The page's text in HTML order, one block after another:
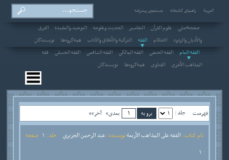
العربیة راهنمای کتابخانه جستجوی پیشرفته
صفحه‌اصلی علوم القرآن التفاسير الحديث وعلومه التوحيد والعقيدة
الفرق
والأديان والردود
الاحکام الفقه التزكية والأخلاق والآداب همه‌گروه‌ها
نویسندگان
الفقه العام
الفقه الحنفي الفقه المالكي الفقه الشافعي الفقه الحنبلي
فقه
المذاهب الأخرى
الفتاوى همه‌گروه‌ها نویسندگان
فهرست جلد : بعدی» آخر»»
نام کتاب : الفقه على المذاهب الأربعةنویسنده : عبد الرحمن الجزيري جلد :
صفحه
: